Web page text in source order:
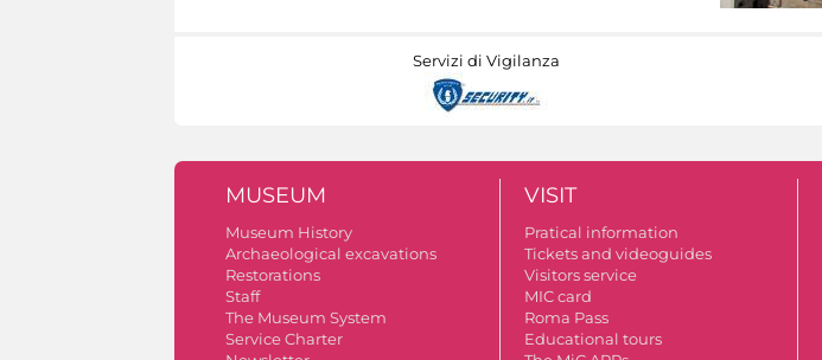
Servizi di Vigilanza
MUSEUM
Museum History
Archaeological excavations
Restorations
Staff
The Museum System
Service Charter
VISIT
Pratical information
Tickets and videoguides
Visitors service
MIC card
Roma Pass
Educational tours